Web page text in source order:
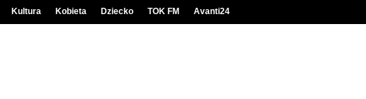
Kultura Kobieta Dziecko TOK FM Avanti24